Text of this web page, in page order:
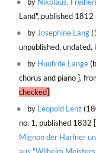
Land", published 1812
by Josephine Lang
unpublished, undated,
by Huub de Lange
chorus and piano ],
checked]
by Leopold Lenz
no. 1, published 1832
Mignon der Harfner